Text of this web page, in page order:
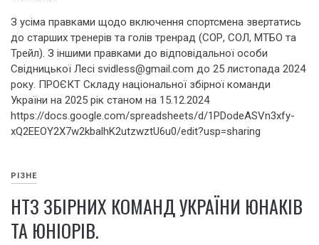
З усіма правками щодо включення спортсмена звертатись
до старших тренерів та голів тренрад (СОР, СОЛ, МТБО та
Трейл). З іншими правками до відповідальної особи
Свідницької Лесі svidless@gmail.com до 25 листопада 2024
року. ПРОЄКТ Складу національної збірної команди
України на 2025 рік станом на 15.12.2024
https://docs.google.com/spreadsheets/d/1PDodeASVn3xfy-
xQ2EEOY2X7w2kbalhK2utzwztU6u0/edit?usp=sharing
РІЗНЕ
НТЗ ЗБІРНИХ КОМАНД УКРАЇНИ ЮНАКІВ
ТА ЮНІОРІВ.